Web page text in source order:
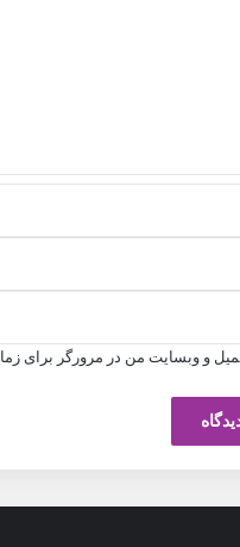
و وبسایت من در مرورگر برای